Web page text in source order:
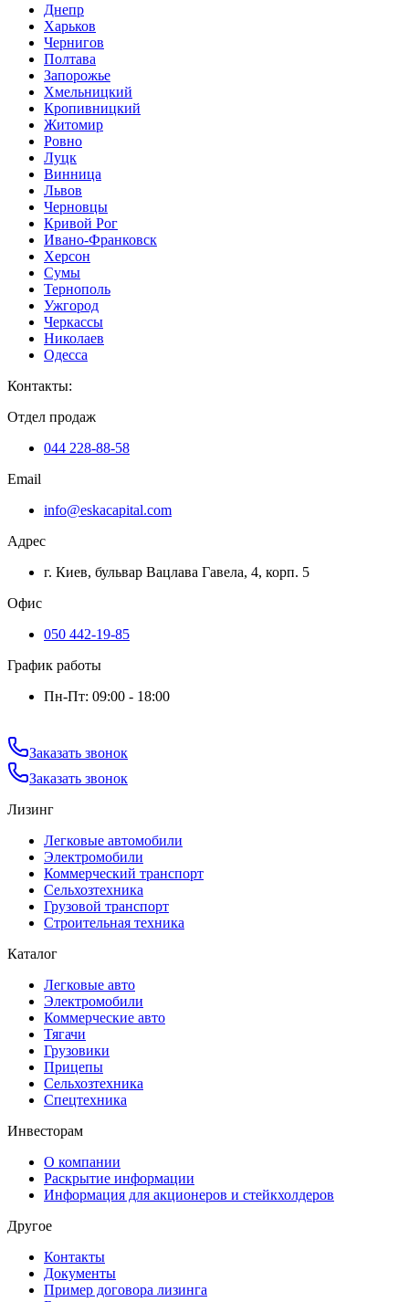
Днепр
Харьков
Чернигов
Полтава
Запорожье
Хмельницкий
Кропивницкий
Житомир
Ровно
Луцк
Винница
Львов
Черновцы
Кривой Рог
Ивано-Франковск
Херсон
Сумы
Тернополь
Ужгород
Черкассы
Николаев
Одесса
Контакты:
Отдел продаж
044 228-88-58
Email
info@eskacapital.com
Адрес
г. Киев, бульвар Вацлава Гавела, 4, корп. 5
Офис
050 442-19-85
График работы
Пн-Пт: 09:00 - 18:00
Заказать звонок
Заказать звонок
Лизинг
Легковые автомобили
Электромобили
Коммерческий транспорт
Сельхозтехника
Грузовой транспорт
Строительная техника
Каталог
Легковые авто
Электромобили
Коммерческие авто
Тягачи
Грузовики
Прицепы
Сельхозтехника
Спецтехника
Инвесторам
О компании
Раскрытие информации
Информация для акционеров и стейкхолдеров
Другое
Контакты
Документы
Пример договора лизинга